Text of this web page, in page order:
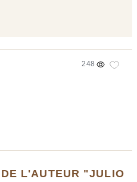
248
L'AUTEUR "JULIO